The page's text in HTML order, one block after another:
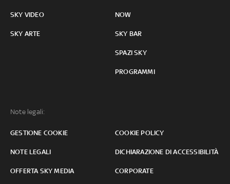
SKY VIDEO
SKY ARTE
NOW
SKY BAR
SPAZI SKY
PROGRAMMI
Note legali:
GESTIONE COOKIE COOKIE POLICY
NOTE LEGALI DICHIARAZIONE DI ACCESSIBILITÀ
OFFERTA SKY MEDIA CORPORATE